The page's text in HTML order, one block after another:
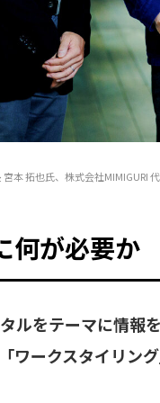
本 拓也氏、株式会社MIMIGURI
何が必要か
をテーマに情報
ワークスタイリン